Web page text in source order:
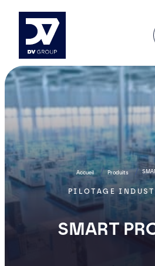
Accueil Produits
PILOTAGE
SMART